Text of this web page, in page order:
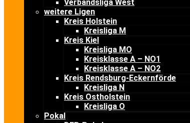
Verbandsliga West
weitere Ligen
Kreis Holstein
Kreisliga M
Kreis Kiel
Kreisliga MO
Kreisklasse A – NO1
Kreisklasse A – NO2
Kreis Rendsburg-Eckernförde
Kreisliga N
Kreis Ostholstein
Kreisliga O
Pokal